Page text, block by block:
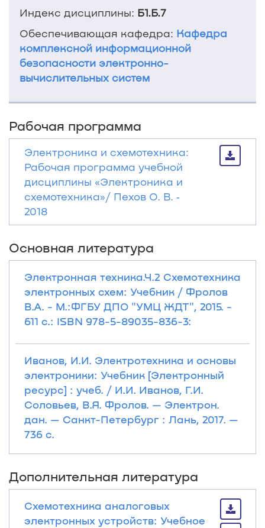
Индекс дисциплины: Б1.Б.7
Обеспечивающая кафедра: Кафедра
комплексной информационной
безопасности электронно-
вычислительных систем
Рабочая программа
Электроника и схемотехника:
Рабочая программа учебной
дисциплины «Электроника и
схемотехника»/ Пехов О. В. ‐
2018
Основная литература
Электронная техника.Ч.2 Схемотехника
электронных схем: Учебник / Фролов
В.А. - М.:ФГБУ ДПО "УМЦ ЖДТ", 2015. -
611 с.: ISBN 978-5-89035-836-3:
Иванов, И.И. Электротехника и основы
электроники: Учебник [Электронный
ресурс] : учеб. / И.И. Иванов, Г.И.
Соловьев, В.Я. Фролов. — Электрон.
дан. — Санкт-Петербург : Лань, 2017. —
736 с.
Дополнительная литература
Схемотехника аналоговых
электронных устройств: Учебное